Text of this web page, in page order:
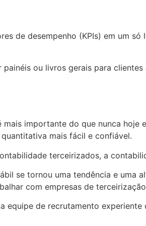
de desempenho (KPIs) em um
ou livros gerais para
importante do que nunca
mais fácil e confiável.
terceirizados, a
se tornou uma tendência e uma
com empresas de
equipe de recrutamento